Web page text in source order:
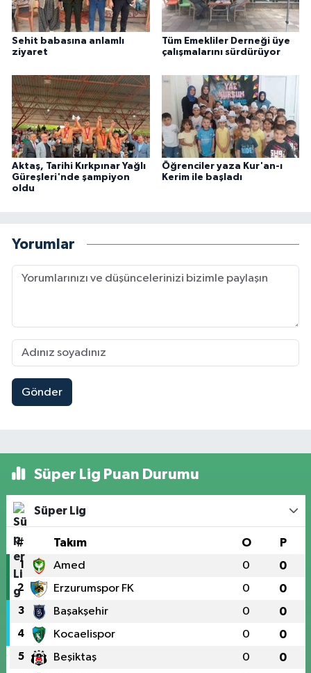
Sehit babasına anlamlı
ziyaret
Tüm Emekliler Derneği üye
çalışmalarını sürdürüyor
Aktaş, Tarihi Kırkpınar Yağlı
Güreşleri'nde şampiyon
oldu
Öğrenciler yaza Kur'an-ı
Kerim ile başladı
Yorumlar
Gönder
Süper Lig Puan Durumu
Süper Lig
# Takım O P
1 Amed 0 0
2 Erzurumspor FK 0 0
3 Başakşehir 0 0
4 Kocaelispor 0 0
5 Beşiktaş 0 0